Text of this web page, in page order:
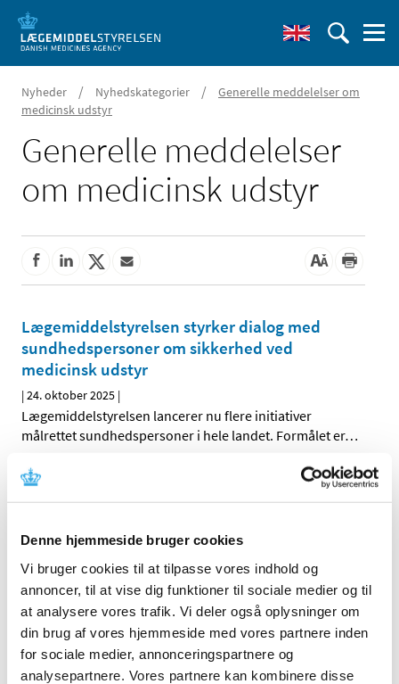
Denne hjemmeside bruger cookies
Vi bruger cookies til at tilpasse vores indhold og
annoncer, til at vise dig funktioner til sociale medier og til
at analysere vores trafik. Vi deler også oplysninger om
din brug af vores hjemmeside med vores partnere inden
for sociale medier, annonceringspartnere og
analysepartnere. Vores partnere kan kombinere disse
Nyheder / Nyhedskategorier /
Generelle meddelelser om
medicinsk udstyr
Generelle meddelelser
om medicinsk udstyr
Lægemiddelstyrelsen styrker dialog med
sundhedspersoner om sikkerhed ved
medicinsk udstyr
|24. oktober 2025 |
Lægemiddelstyrelsen lancerer nu flere initiativer
målrettet sundhedspersoner i hele landet. Formålet er…
2025 (11)
december (1)
november (4)
oktober (1)
september (2)